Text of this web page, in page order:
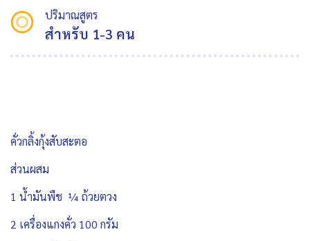
ปริมาณสูตร
สำหรับ 1-3 คน
คั่วกลิ้งกุ้งสับสะตอ
ส่วนผสม
1 น้ำมันพืช ¼ ถ้วยตวง
2 เครื่องแกงคั่ว 100 กรัม